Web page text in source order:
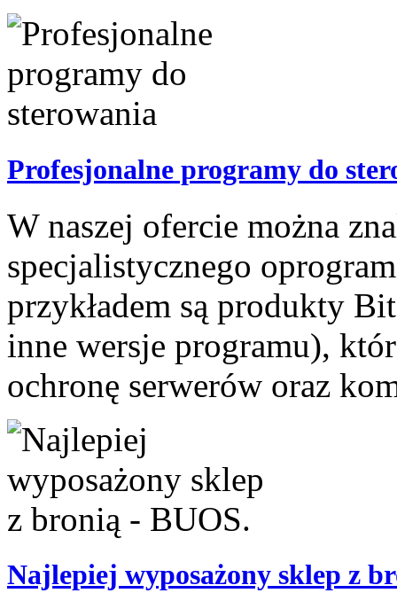
Profesjonalne programy do
W naszej ofercie można
specjalistycznego
przykładem są produkty
inne wersje programu),
ochronę serwerów oraz
Najlepiej wyposażony sklep z